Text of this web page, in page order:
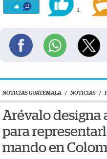
1
NOTICIAS GUATEMALA / NOTICIAS /
Arévalo designa
para
mando en